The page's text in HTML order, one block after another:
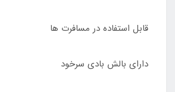
قابل استفاده در مسافرت ها
دارای بالش بادی سرخود